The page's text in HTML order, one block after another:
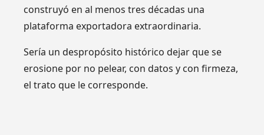
construyó en al menos tres décadas una
plataforma exportadora extraordinaria.
Sería un despropósito histórico dejar que se
erosione por no pelear, con datos y con firmeza,
el trato que le corresponde.